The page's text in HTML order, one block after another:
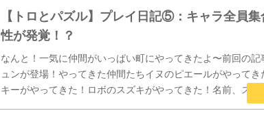
【トロとパズル】プレイ日記⑤：キャラ全員
性が発覚！？
なんと！一気に仲間がいっぱい町にやってきたよ〜前回の記
ュンが登場！やってきた仲間たちイヌのピエールがやってき
キーがやってきた！ロボのスズキがやってきた！名前、スズ